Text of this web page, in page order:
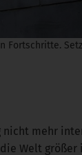
mehr
Welt